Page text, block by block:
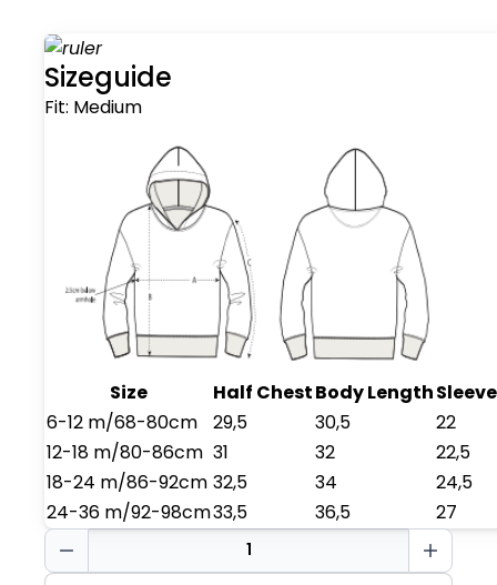
Sizeguide
Fit: Medium
Size Half ChestBody Length
6-12 m/68-80cm
29,5 30,5
22
12-18 m/80-86cm 31 32
22,5
18-24 m/86-92cm 32,5 34
24,5
24-36 m/92-98cm33,5 36,5
27
Baby
Hoodie